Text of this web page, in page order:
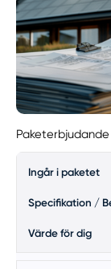
Ingår i paketet
Specifikation /
Värde för dig